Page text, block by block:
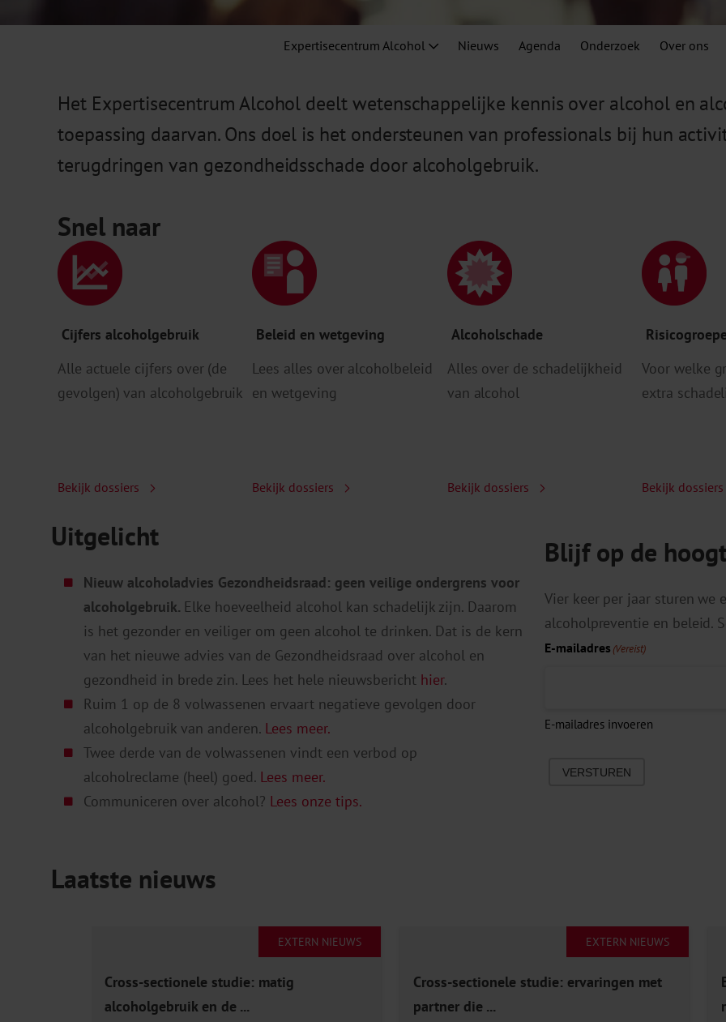
Expertisecentrum Alcohol Nieuws Agenda Onderzoek Over ons
Het Expertisecentrum Alcohol deelt wetenschappelijke kennis over alcohol en
toepassing daarvan. Ons doel is het ondersteunen van professionals bij hun
terugdringen van gezondheidsschade door alcoholgebruik.
Snel naar
Cijfers alcoholgebruik
Alle actuele cijfers over (de
gevolgen) van alcoholgebruik
Bekijk dossiers
Beleid en wetgeving
Lees alles over alcoholbeleid
en wetgeving
Bekijk dossiers
Alcoholschade
Alles over de schadelijkheid
van alcohol
Bekijk dossiers
Voor welke
extra
Bekijk dossiers
Uitgelicht
Nieuw alcoholadvies Gezondheidsraad: geen veilige ondergrens voor
alcoholgebruik. Elke hoeveelheid alcohol kan schadelijk zijn. Daarom
is het gezonder en veiliger om geen alcohol te drinken. Dat is de kern
van het nieuwe advies van de Gezondheidsraad over alcohol en
gezondheid in brede zin. Lees het hele nieuwsbericht hier.
Ruim 1 op de 8 volwassenen ervaart negatieve gevolgen door
alcoholgebruik van anderen. Lees meer.
Twee derde van de volwassenen vindt een verbod op
alcoholreclame (heel) goed. Lees meer.
Communiceren over alcohol? Lees onze tips.
Blijf op de
Vier keer per jaar sturen
alcoholpreventie en beleid.
E-mailadres (Vereist)
E-mailadres invoeren
VERSTUREN
Laatste nieuws
EXTERN NIEUWS
Cross-sectionele studie: matig
alcoholgebruik en de ...
EXTERN NIEUWS
Cross-sectionele studie: ervaringen met
partner die ...